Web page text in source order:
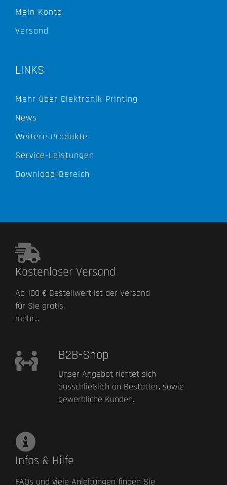
Mein Konto
Versand
LINKS
Mehr über Elektronik Printing
News
Weitere Produkte
Service-Leistungen
Download-Bereich
Kostenloser Versand
Ab 100 € Bestellwert ist der Versand
für Sie gratis.
mehr...
B2B-Shop
Unser Angebot richtet sich
ausschließlich an Bestatter, sowie
gewerbliche Kunden.
Infos & Hilfe
FAQs und viele Anleitungen finden Sie